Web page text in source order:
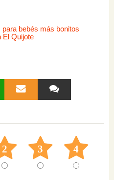
para bebés más bonitos
El Quijote
2 3 4